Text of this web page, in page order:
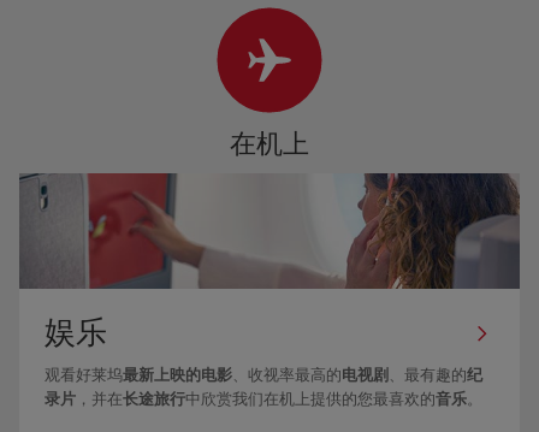
在机上
娱乐
观看好莱坞最新上映的电影、收视率最高的电视剧 、最有趣的纪
录片 ，并在长途旅行中欣赏我们在机上提供的您最喜欢的音乐。